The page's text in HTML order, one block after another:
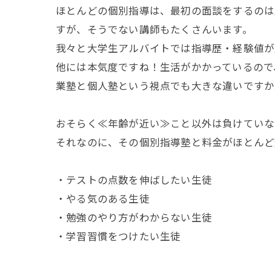
ほとんどの個別指導は、最初の面談をするの
すが、そうでない講師もたくさんいます。
我々と大学生アルバイトでは指導歴・経験値
他には本気度ですね！生活がかかっているの
業塾と個人塾という視点でも大きな違いですか
おそらく≪年齢が近い≫こと以外は負けてい
それなのに、その個別指導塾と料金がほとん
・テストの点数を伸ばしたい生徒
・やる気のある生徒
・勉強のやり方がわからない生徒
・学習習慣をつけたい生徒